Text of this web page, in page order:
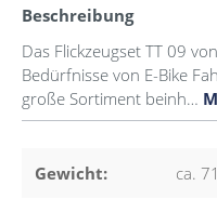
Beschreibung
Das Flickzeugset TT 09
Bedürfnisse von E-Bike
große Sortiment beinh…
Gewicht: ca.